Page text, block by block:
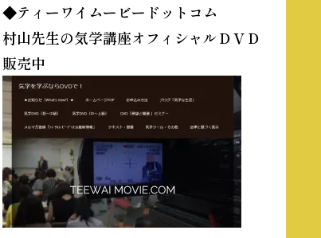
◆ティーワイムービードットコム
村山先生の気学講座オフィシャルＤＶＤ
販売中